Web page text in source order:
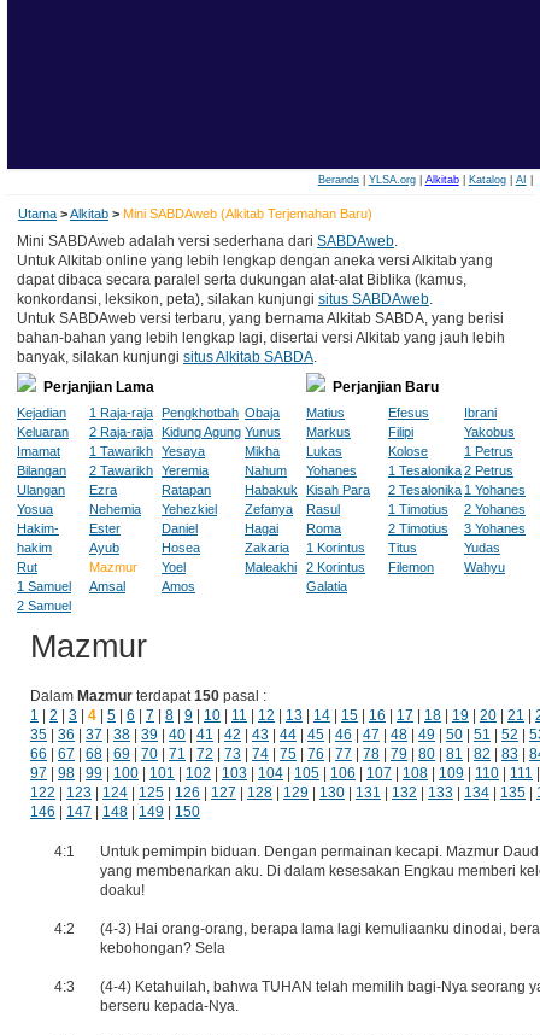
Beranda| YLSA.org| Alkitab| Katalog| AI
Utama >Alkitab > Mini SABDAweb (Alkitab Terjemahan Baru)
Mini SABDAweb adalah versi sederhana dari SABDAweb.
Untuk Alkitab online yang lebih lengkap dengan aneka versi Alkitab yang
dapat dibaca secara paralel serta dukungan alat-alat Biblika (kamus,
konkordansi, leksikon, peta), silakan kunjungi situs SABDAweb.
Untuk SABDAweb versi terbaru, yang bernama Alkitab SABDA, yang berisi
bahan-bahan yang lebih lengkap lagi, disertai versi Alkitab yang jauh lebih
banyak, silakan kunjungi situs Alkitab SABDA.
Perjanjian Lama
Perjanjian Baru
Kejadian
Keluaran
Imamat
Bilangan
Ulangan
Yosua
Hakim-
hakim
Rut
1 Samuel
2 Samuel
1 Raja-raja
2 Raja-raja
1 Tawarikh
2 Tawarikh
Ezra
Nehemia
Ester
Ayub
Mazmur
Amsal
Pengkhotbah
Kidung Agung
Yesaya
Yeremia
Ratapan
Yehezkiel
Daniel
Hosea
Yoel
Amos
Obaja
Yunus
Mikha
Nahum
Habakuk
Zefanya
Hagai
Zakaria
Maleakhi
Matius
Markus
Lukas
Yohanes
Kisah Para
Rasul
Roma
1 Korintus
2 Korintus
Galatia
Efesus
Filipi
Kolose
1 Tesalonika
2 Tesalonika
1 Timotius
2 Timotius
Titus
Filemon
Ibrani
Yakobus
1 Petrus
2 Petrus
1 Yohanes
2 Yohanes
3 Yohanes
Yudas
Wahyu
Mazmur
Dalam Mazmur terdapat150 pasal :
1
2 3 4 5 6 7 8 9 10 11 12 13 14 15 16 17 18 19 20 21
35
36 37 38 39 40 41 42 43 44 45 46 47 48 49 50 51 52
66
67 68 69 70 71 72 73 74 75 76 77 78 79 80 81 82 83
97
98 99 100 101 102 103 104 105 106 107 108 109 110 111
122
123 124 125 126 127 128 129 130 131 132 133 134 135
146
147 148 149 150
4:1
Untuk pemimpin biduan. Dengan permainan kecapi. Mazmur
yang membenarkan aku. Di dalam kesesakan Engkau memberi
doaku!
4:2
(4-3) Hai orang-orang, berapa lama lagi kemuliaanku dinodai,
kebohongan? Sela
4:3
(4-4) Ketahuilah, bahwa TUHAN telah memilih bagi-Nya seorang
berseru kepada-Nya.